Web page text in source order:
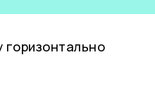
горизонтально